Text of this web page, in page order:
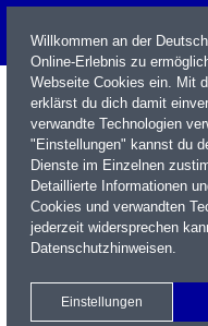
Name / WKN / ISIN / Kürzel
Xetra Realtime
Willkommen an der
Online-Erlebnis zu
Webseite Cookies ein. Mit
erklärst du dich damit
verwandte Technologien
"Einstellungen" kannst du
Dienste im Einzelnen
Detaillierte Informationen
Cookies und verwandten
jederzeit widersprechen
Datenschutzhinweisen.
Einstellungen